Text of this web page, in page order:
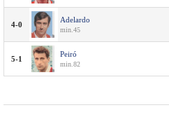
4-0
Adelardo
min.45
5-1
Peiró
min.82